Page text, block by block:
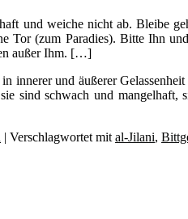
und weiche nicht ab. Bleibe
Tor (zum Paradies). Bitte Ihn
außer Ihm. […]
innerer und äußerer
sind schwach und
| Verschlagwortet mit al-Jilani,